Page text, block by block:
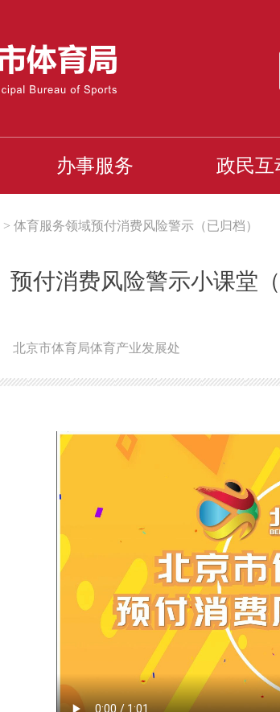
办事服务 政民互
> 体育服务领域预付消费风险警示（已归档）
预付消费风险警示小课堂
北京市体育局体育产业发展处